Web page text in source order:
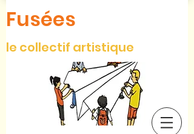
Fusées
le collectif artistique